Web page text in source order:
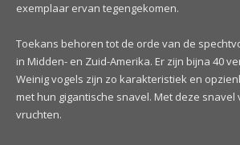
exemplaar ervan tegengekomen.
Toekans behoren tot de orde van de
in Midden- en Zuid-Amerika. Er zijn bijna 40
Weinig vogels zijn zo karakteristiek en
met hun gigantische snavel. Met deze
vruchten.